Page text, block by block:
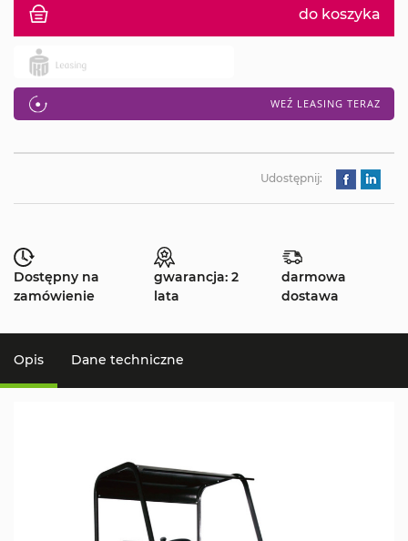
do koszyka
WEŹ LEASING TERAZ
Udostępnij:
Dostępny na
zamówienie
gwarancja: 2
lata
darmowa
dostawa
Opis Dane techniczne